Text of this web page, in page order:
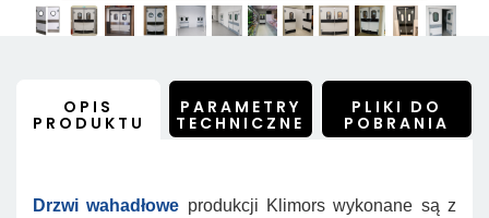
OPIS
PRODUKTU
PARAMETRY
TECHNICZNE
PLIKI DO
POBRANIA
Drzwi wahadłowe produkcji Klimors wykonane są z